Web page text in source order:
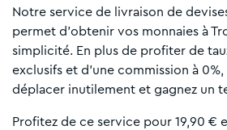
Notre service de livraison de
permet d'obtenir vos monnaies à
simplicité. En plus de profiter de
exclusifs et d'une commission à
déplacer inutilement et gagnez un
Profitez de ce service pour 19,90 €